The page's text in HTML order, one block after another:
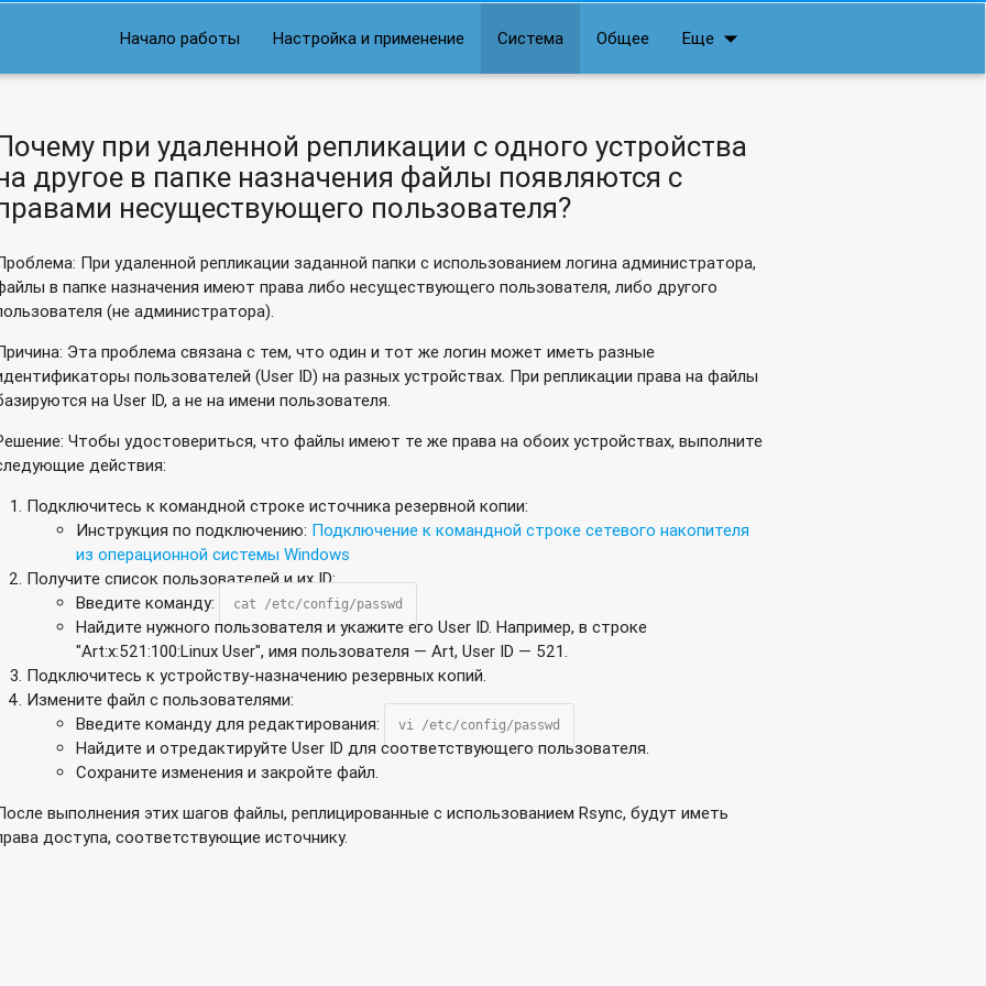
данные сжимались в zip-архив с уникальным именем даты-времени?
на сетевом хранилище QNAP SMB?
на сетевом хранилище QNAP SMB?
не освобождается место?
работать после закрытия терминала?
хранилищу Qnap?
USB Wi-FI адаптер?
не отображаются на закладке Все задачи?
перезагрузка штатным способом?
контроллеру домена, созданному на сетевом хранилище QNAP?
IPv6 не удается воспроизвести видео на iPhone?
не удается пройти авторизацию в Qsync-клиенте?
из командной строки?
на сетевом накопителе Qnap?
ошибка -966?
Qnap?
выбрать SmartURL, что это такое?
Начало работы Настройка и применение Система Общее Ещеarrow_drop_down
при удаленной репликации с одного устройства
другое в папке назначения файлы появляются с
несуществующего пользователя?
При удаленной репликации заданной папки с использованием логина администратора,
в папке назначения имеют права либо несуществующего пользователя, либо другого
(не администратора).
Эта проблема связана с тем, что один и тот же логин может иметь разные
пользователей (User ID) на разных устройствах. При репликации права на файлы
на User ID, а не на имени пользователя.
Чтобы удостовериться, что файлы имеют те же права на обоих устройствах, выполните
действия:
Подключитесь к командной строке источника резервной копии:
Инструкция по подключению: Подключение к командной строке сетевого накопителя
из операционной системы Windows
Получите список пользователей и их ID:
Введите команду:
cat /etc/config/passwd
Найдите нужного пользователя и укажите его User ID. Например, в строке
"Art:x:521:100:Linux User", имя пользователя — Art, User ID — 521.
Подключитесь к устройству-назначению резервных копий.
Измените файл с пользователями:
Введите команду для редактирования:
vi /etc/config/passwd
Найдите и отредактируйте User ID для соответствующего пользователя.
Сохраните изменения и закройте файл.
выполнения этих шагов файлы, реплицированные с использованием Rsync, будут иметь
доступа, соответствующие источнику.